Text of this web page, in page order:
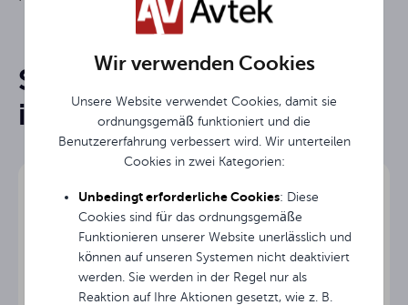
Wir verwenden Cookies
Unsere Website verwendet Cookies, damit sie
ordnungsgemäß funktioniert und die
Benutzererfahrung verbessert wird. Wir unterteilen
Cookies in zwei Kategorien:
Unbedingt erforderliche Cookies: Diese
Cookies sind für das ordnungsgemäße
Funktionieren unserer Website unerlässlich und
können auf unseren Systemen nicht deaktiviert
werden. Sie werden in der Regel nur als
Reaktion auf Ihre Aktionen gesetzt, wie z. B.
Bildschirmtyp
83 "
Breite des
Bildschirms
150 cm
Bildschirms
Bildbreite 150 cm
Bildhöhe 150 cm
Avtek Tripod - broszura produktowa
Sie könnten an ihnen
interessiert sein